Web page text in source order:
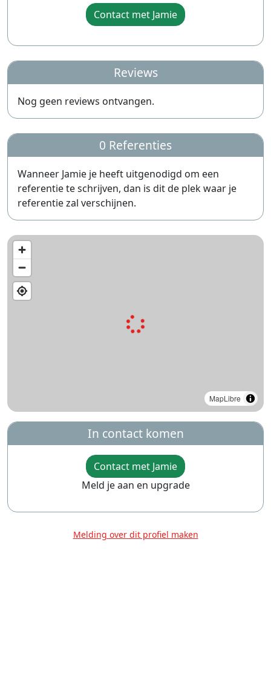
Contact met Jamie
Reviews
Nog geen reviews ontvangen.
0 Referenties
Wanneer Jamie je heeft uitgenodigd om een
referentie te schrijven, dan is dit de plek waar je
referentie zal verschijnen.
MapLibre
In contact komen
Contact met Jamie
Meld je aan en upgrade
Melding over dit profiel maken